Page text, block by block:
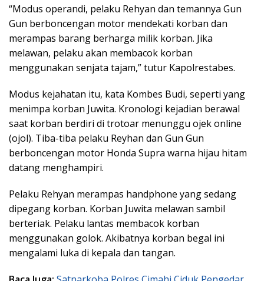
“Modus operandi, pelaku Rehyan dan temannya Gun
Gun berboncengan motor mendekati korban dan
merampas barang berharga milik korban. Jika
melawan, pelaku akan membacok korban
menggunakan senjata tajam,” tutur Kapolrestabes.
Modus kejahatan itu, kata Kombes Budi, seperti yang
menimpa korban Juwita. Kronologi kejadian berawal
saat korban berdiri di trotoar menunggu ojek online
(ojol). Tiba-tiba pelaku Reyhan dan Gun Gun
berboncengan motor Honda Supra warna hijau hitam
datang menghampiri.
Pelaku Rehyan merampas handphone yang sedang
dipegang korban. Korban Juwita melawan sambil
berteriak. Pelaku lantas membacok korban
menggunakan golok. Akibatnya korban begal ini
mengalami luka di kepala dan tangan.